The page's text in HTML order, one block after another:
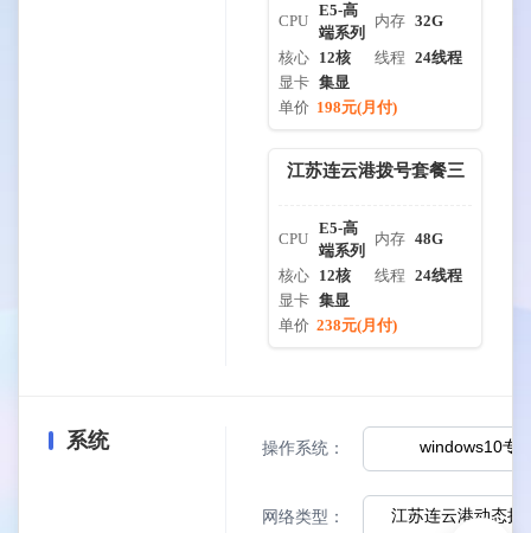
CPU
E5-高
端系列
内存 32G
核心 12核 线程 24线程
显卡 集显
单价 198元(月付)
江苏连云港拨号套餐三
CPU
E5-高
端系列
内存 48G
核心 12核 线程 24线程
显卡 集显
单价 238元(月付)
系统 操作系统： windows10专
网络类型： 江苏连云港动态拨